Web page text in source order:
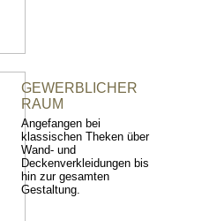
GEWERBLICHER
RAUM
Angefangen bei
klassischen Theken über
Wand- und
Deckenverkleidungen bis
hin zur gesamten
Gestaltung.